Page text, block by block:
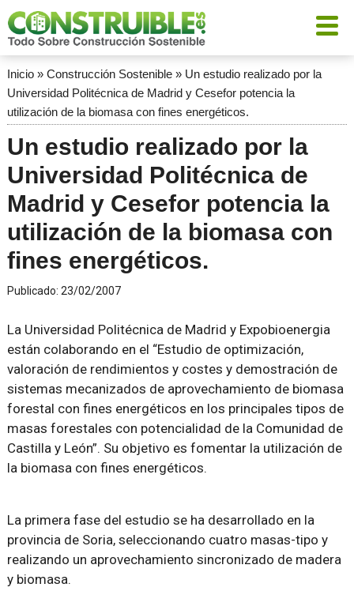
Inicio» Construcción Sostenible» Un estudio realizado por la
Universidad Politécnica de Madrid y Cesefor potencia la
utilización de la biomasa con fines energéticos.
Un estudio realizado por la
Universidad Politécnica de
Madrid y Cesefor potencia la
utilización de la biomasa con
fines energéticos.
Publicado: 23/02/2007
La Universidad Politécnica de Madrid y Expobioenergia
están colaborando en el “Estudio de optimización,
valoración de rendimientos y costes y demostración de
sistemas mecanizados de aprovechamiento de biomasa
forestal con fines energéticos en los principales tipos de
masas forestales con potencialidad de la Comunidad de
Castilla y León”. Su objetivo es fomentar la utilización de
la biomasa con fines energéticos.
La primera fase del estudio se ha desarrollado en la
provincia de Soria, seleccionando cuatro masas-tipo y
realizando un aprovechamiento sincronizado de madera
y biomasa.